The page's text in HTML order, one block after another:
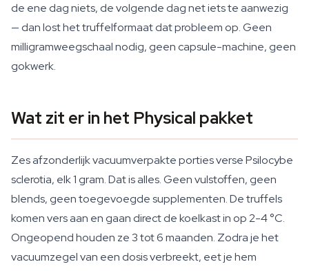
de ene dag niets, de volgende dag net iets te aanwezig
— dan lost het truffelformaat dat probleem op. Geen
milligramweegschaal nodig, geen capsule-machine, geen
gokwerk.
Wat zit er in het Physical pakket
Zes afzonderlijk vacuumverpakte porties verse Psilocybe
sclerotia, elk 1 gram. Dat is alles. Geen vulstoffen, geen
blends, geen toegevoegde supplementen. De truffels
komen vers aan en gaan direct de koelkast in op 2-4 °C.
Ongeopend houden ze 3 tot 6 maanden. Zodra je het
vacuumzegel van een dosis verbreekt, eet je hem